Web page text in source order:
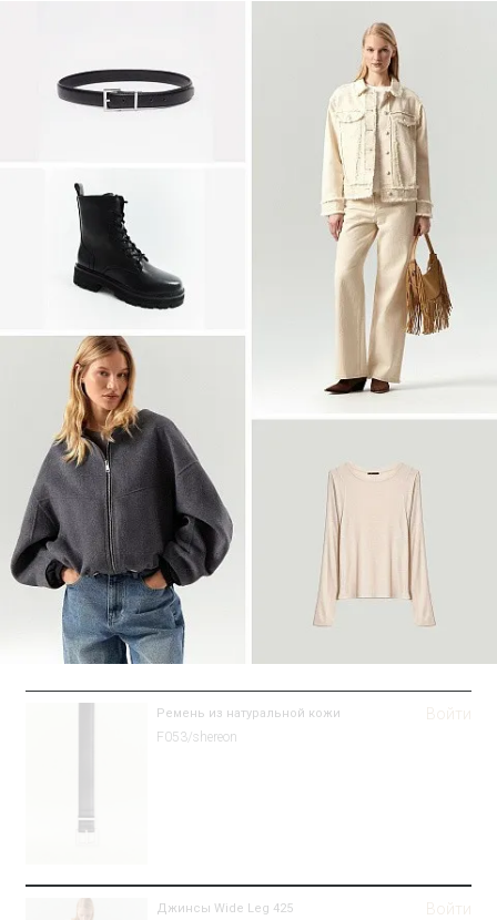
Юбка S1125/milisa
Блузка B3316/sanvito
SALE
Войти
Ремень из натуральной кожи
F053/shereon
Войти
Джинсы Wide Leg 425 Войти